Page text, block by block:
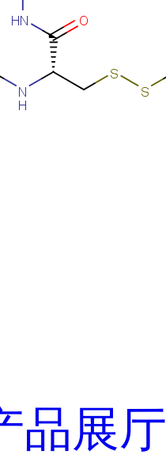
品展厅